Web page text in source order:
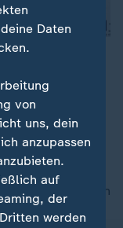
starke
geführt.
nach oben
Daten
von
uns, dein
anzupassen
auf
der
werden